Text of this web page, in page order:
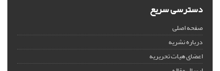
دسترسی سریع
صفحه اصلی
درباره نشریه
اعضای هیات تحریریه